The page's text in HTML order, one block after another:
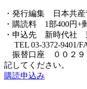
・発行編集 日本共産
・購読料 1部400円+
・申込先 新時代社
TEL 03-3372-9401/
振替口座 ００２９
記してください。
購読申込み